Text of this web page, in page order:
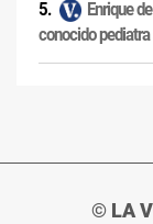
Enrique
conocido
© LA